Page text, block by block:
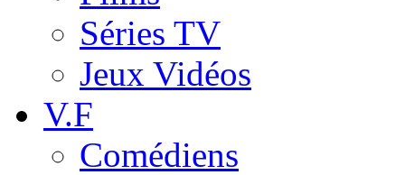
Séries TV
Jeux Vidéos
V.F
Comédiens